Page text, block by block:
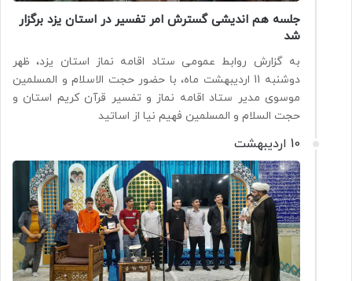
جلسه هم اندیشی گسترش امر تفسیر در استان یزد برگزار
شد
به گزارش روابط عمومی ستاد اقامه نماز استان یزد، ظهر
دوشنبه 11 اردیبهشت ماه، با حضور حجت الاسلام و المسلمین
موسوی مدیر ستاد اقامه نماز و تفسیر قرآن کریم استان و
حجت السلام و المسلمین فهیم نیا از اساتید
10 اردیبهشت